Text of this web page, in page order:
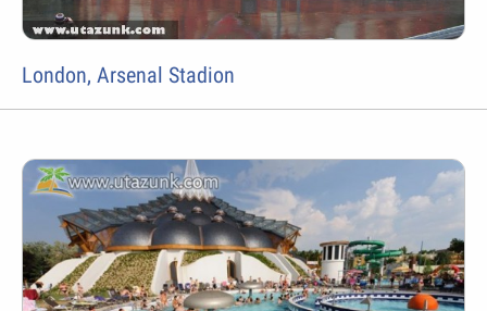
London, Arsenal Stadion